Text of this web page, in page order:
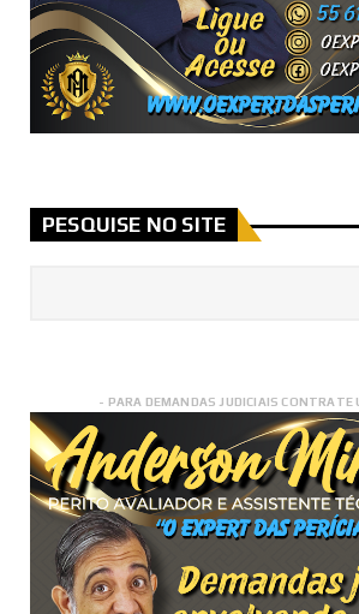
PESQUISE NO SITE
- PARA DEMANDAS JUDICIAIS CONTRATE